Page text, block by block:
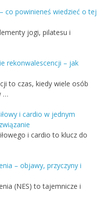
co powinieneś wiedzieć o tej
jogi, pilatesu i
rekonwalescencji – jak
to czas, kiedy wiele osób
…
i cardio w jednym
i cardio to klucz do
– objawy, przyczyny i
(NES) to tajemnicze i